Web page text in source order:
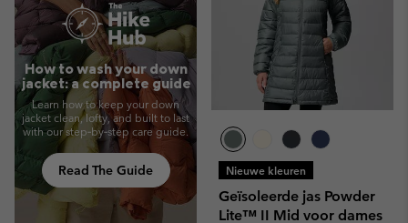
How to wash your down
jacket: a complete guide
Learn how to keep your down
jacket clean, lofty, and built to last
with our step‑by‑step care guide.
Read The Guide Nieuwe kleuren
Geïsoleerde jas Powder
Lite™ II Mid voor dames